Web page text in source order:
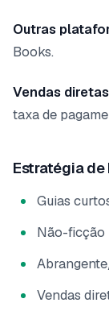
Outras
Books.
Vendas
taxa de
Estratégia de
Guias
Não-ficção
Vendas